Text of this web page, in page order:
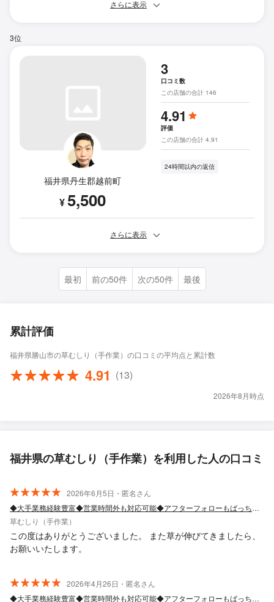
さらに表示
3位
福井県丹生郡越前町
¥5,500
3
口コミ数
この店舗の合計 146
4.91
評価
この店舗の合計 4.91
24時間以内の返信
さらに表示
最初 前の50件 次の50件 最後
累計評価
福井県勝山市の草むしり（手作業）の口コミの平均点と累計数
4.91 (13)
2026年8月時点
福井県の草むしり（手作業）を利用した人の口コミ
2026年6月5日・匿名さん
◆大手業務経験豊富◆営業時間外も対応可能◆アフターフォローもばっちり！
草むしり（手作業）
この度はありがとうございました。 また草が伸びてきましたら、
お願いいたします。
2026年4月26日・匿名さん
◆大手業務経験豊富◆営業時間外も対応可能◆アフターフォローもばっちり！